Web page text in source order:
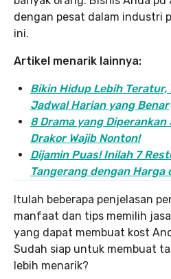
dengan pesat dalam industri
ini.
Artikel menarik lainnya:
Bikin Hidup Lebih Teratur,
Jadwal Harian yang Benar
8 Drama yang Diperankan
Drakor Wajib Nonton!
Dijamin Puas! Inilah 7
Tangerang dengan Harga
Itulah beberapa penjelasan
manfaat dan tips memilih
yang dapat membuat kost
Sudah siap untuk membuat
lebih menarik?